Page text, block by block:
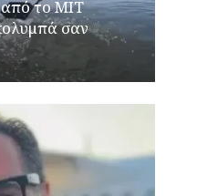
το MIT
σαν